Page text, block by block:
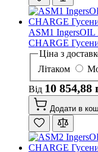
ASM1
CHARGE
Ціна з
Літаком
Від 10 854,88
Додати в